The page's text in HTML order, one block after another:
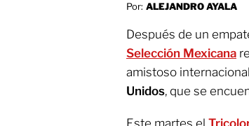
Por: ALEJANDRO AYALA
Después de un
Selección Mexicana
amistoso
Unidos, que se
Este martes el